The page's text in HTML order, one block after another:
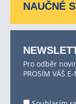
NAUČNÉ
Pro odběr
PROSÍM VÁŠ